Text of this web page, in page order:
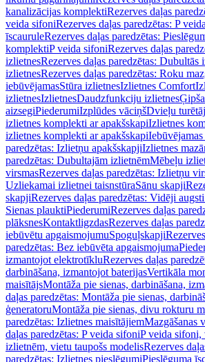
kanalizācijas komplektiRezerves daļas
veida sifoniRezerves daļas paredzētas: P
īscauruleRezerves daļas paredzētas:
komplektiP veida sifoniRezerves daļas
izlietnesRezerves daļas paredzētas: Dubultās
izlietnesRezerves daļas paredzētas: Roku
iebūvējamasStūra izlietnesIzlietnes Comfort
izlietnesIzlietnesDaudzfunkciju izlietnes
aizsegiPiederumiIzplūdes vāciņšDvieļu
izlietnes komplekti ar apakšskapiIzlietnes
izlietnes komplekti ar apakšskapi
paredzētas: Izlietņu apakšskapjiIzlietnes
paredzētas: Dubultajām izlietnēmMēbeļu
virsmasRezerves daļas paredzētas: Izlietņu
Uzliekamai izlietnei taisnstūraSānu skapji
skapjiRezerves daļas paredzētas: Vidēji
Sienas plauktiPiederumiRezerves daļas
plāksnesKontaktligzdasRezerves daļas
iebūvētu apgaismojumuSpoguļskapji
paredzētas: Bez iebūvēta apgaismojuma
izmantojot elektrotīkluRezerves daļas
darbināšana, izmantojot baterijasVertikāla
maisītājsMontāža pie sienas, darbināšana,
daļas paredzētas: Montāža pie sienas,
ģeneratoruMontāža pie sienas, divu rokturu
paredzētas: Izlietnes maisītājiemMazgāšanas
daļas paredzētas: P veida sifoniP veida sifoni,
izlietnēm, vietu taupošs modelisRezerves
paredzētas: Izlietnes pieslēgumiPieslēguma